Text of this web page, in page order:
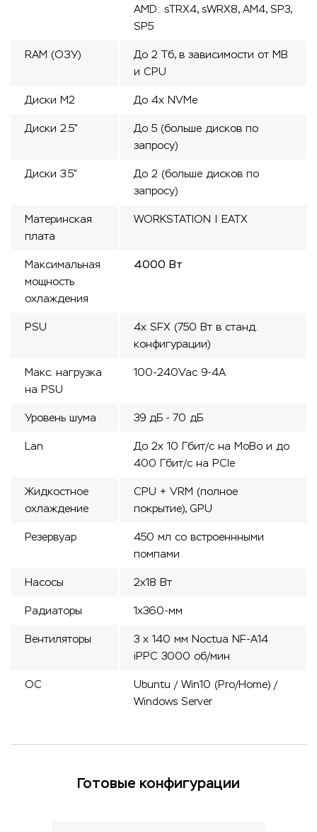
AMD: sTRX4, sWRX8, AM4, SP3,
SP5
RAM (ОЗУ)
До 2 Тб, в зависимости от MB
и CPU
Диски М2 До 4х NVMe
Диски 2.5"
До 5 (больше дисков по
запросу)
Диски 3.5"
До 2 (больше дисков по
запросу)
Материнская
плата
WORKSTATION | ЕАТХ
Максимальная
мощность
охлаждения
4000 Вт
PSU
4x SFX (750 Вт в станд.
конфигурации)
Макс. нагрузка
на PSU
100-240Vac 9-4А
Уровень шума 39 дБ - 70 дБ
Lan
До 2x 10 Гбит/с на MoBo и до
400 Гбит/с на PCIe
Жидкостное
охлаждение
CPU + VRM (полное
покрытие), GPU
Резервуар
450 мл со встроеннными
помпами
Насосы 2х18 Вт
Радиаторы 1х360-мм
Вентиляторы
3 х 140 мм Noctua NF-A14
iPPC 3000 об/мин
ОС
Ubuntu / Win10 (Pro/Home) /
Windows Server
Готовые конфигурации